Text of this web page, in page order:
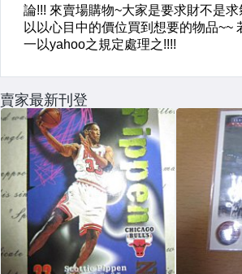
賣家最新刊登